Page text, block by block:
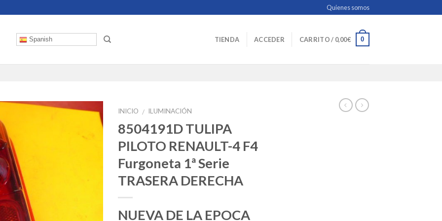
Quienes somos
Spanish TIENDA ACCEDER CARRITO / 0,00€ 0
INICIO / ILUMINACIÓN
8504191D TULIPA
PILOTO RENAULT-4 F4
Furgoneta 1ª Serie
TRASERA DERECHA
NUEVA DE LA EPOCA